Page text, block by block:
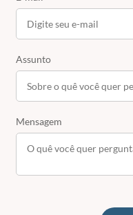
Assunto
Mensagem